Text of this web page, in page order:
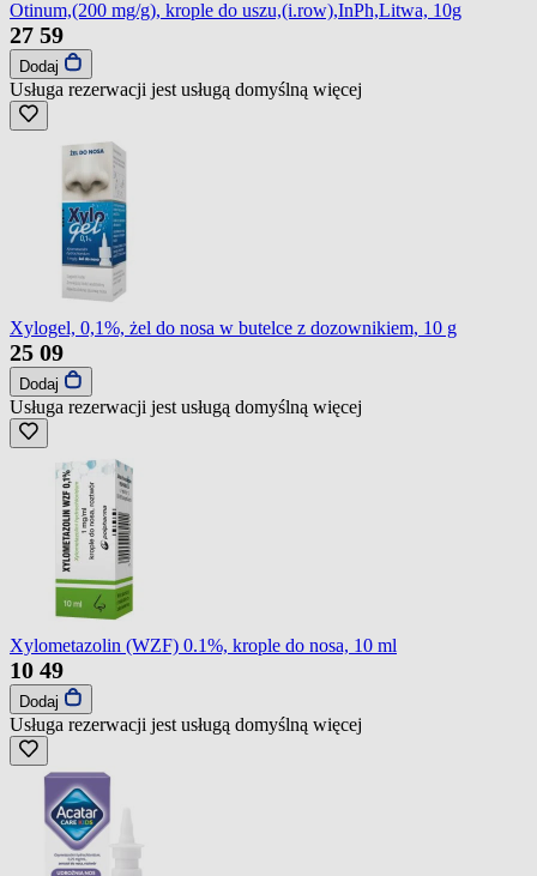
Otinum,(200 mg/g), krople do uszu,(i.row),InPh,Litwa, 10g
27 59
Dodaj
Usługa rezerwacji jest usługą domyślną więcej
Xylogel, 0,1%, żel do nosa w butelce z dozownikiem, 10 g
25 09
Dodaj
Usługa rezerwacji jest usługą domyślną więcej
Xylometazolin (WZF) 0.1%, krople do nosa, 10 ml
10 49
Dodaj
Usługa rezerwacji jest usługą domyślną więcej